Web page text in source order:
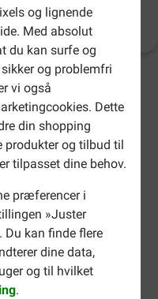
og lignende
Med absolut
du kan surfe og
og problemfri
vi også
Dette
din shopping
produkter og tilbud til
tilpasset dine behov.
præferencer i
»Juster
Du kan finde flere
dine data,
og til hvilket
.
Produktinformation
medmindre andet er angivet
kost for voksne
til denne magtfulde
sikrer sundt brusk og